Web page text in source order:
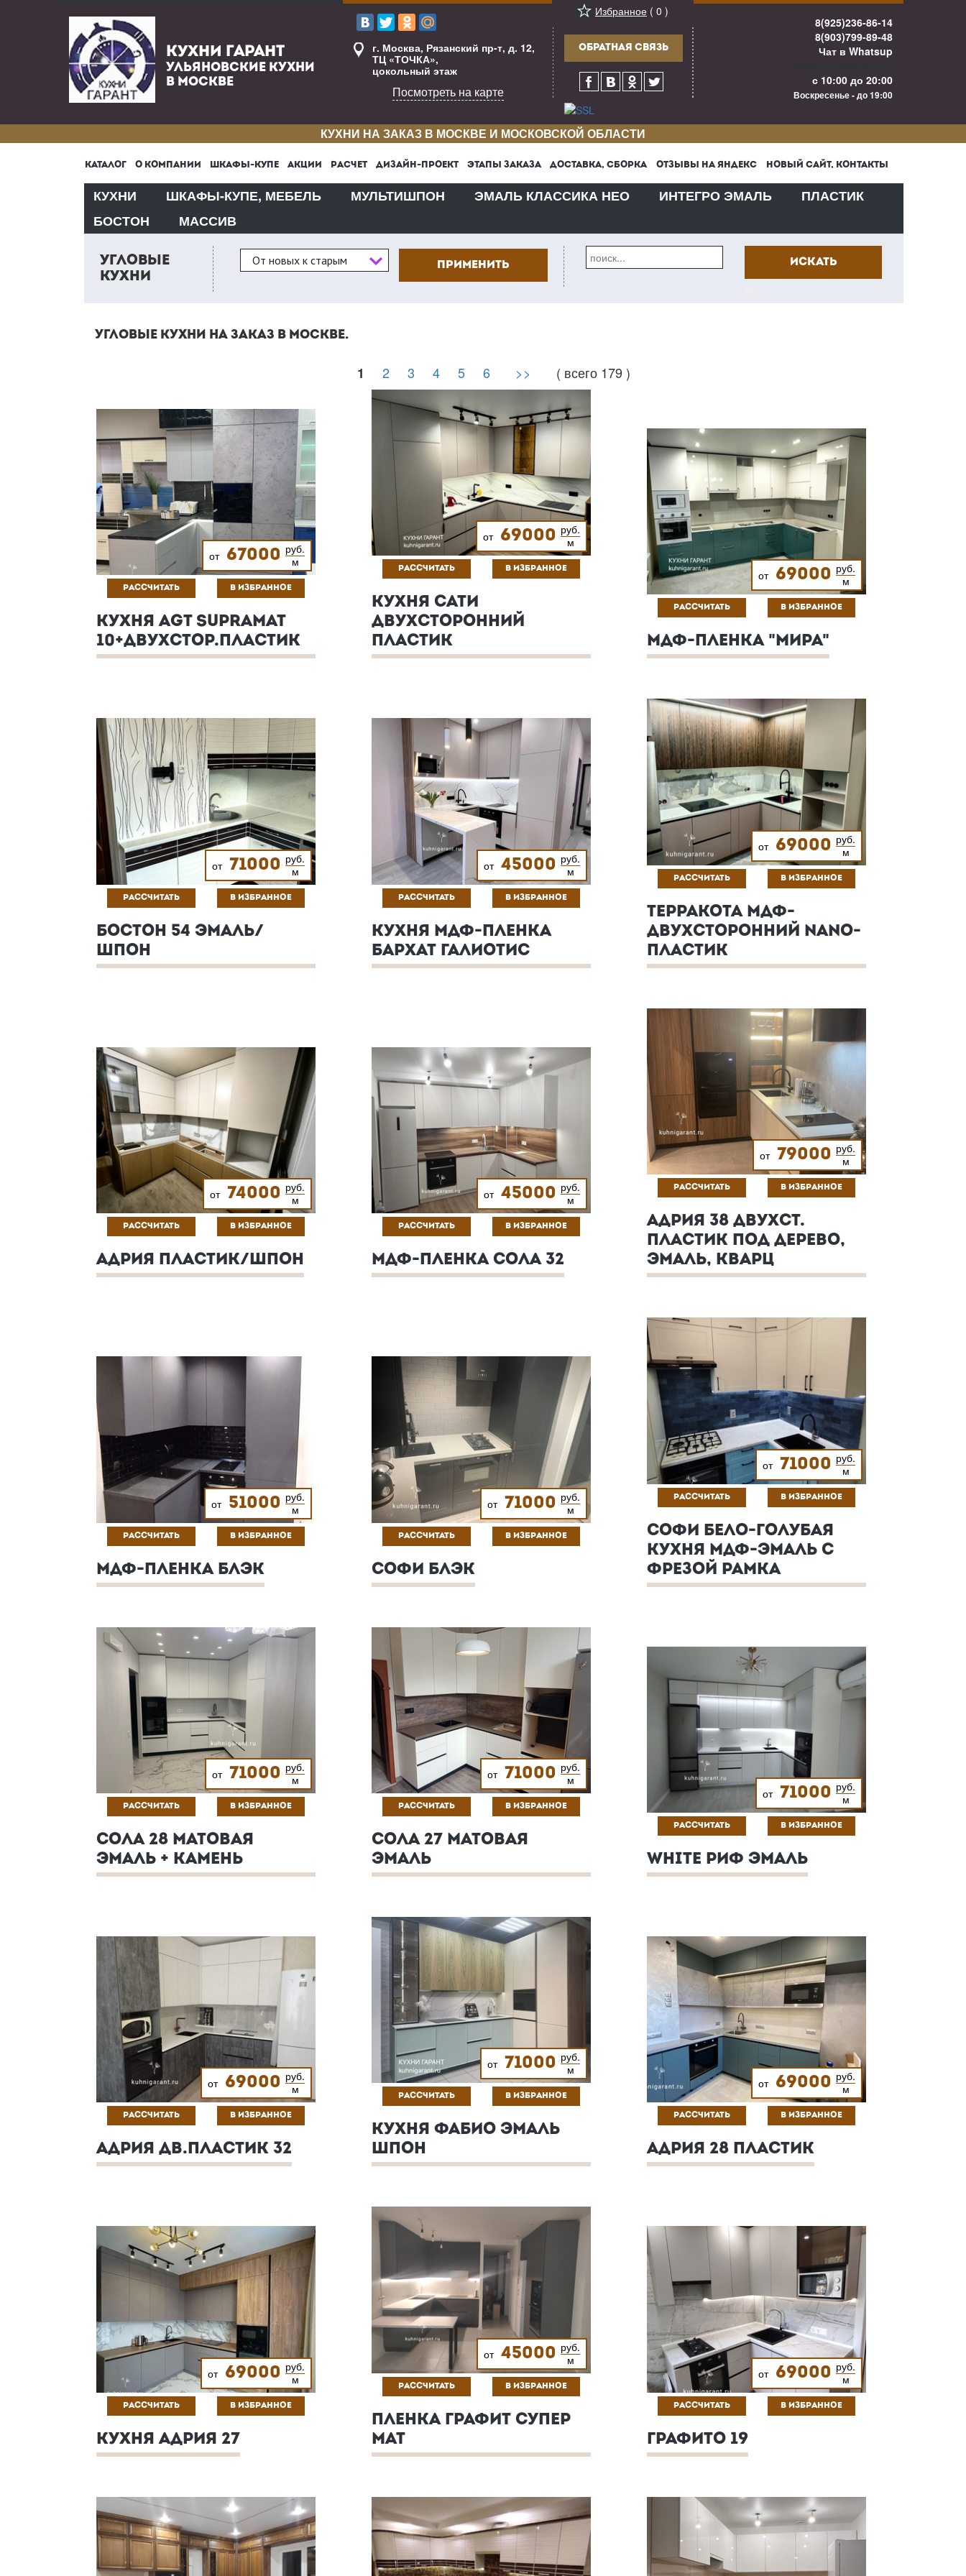
КУХНИ ГАРАНТ
УЛЬЯНОВСКИЕ КУХНИ
В МОСКВЕ
г. Москва, Рязанский пр-т, д. 12,
ТЦ «ТОЧКА»,
цокольный этаж
Посмотреть на карте
Избранное ( 0 )
ОБРАТНАЯ СВЯЗЬ
8(925)236-86-14
8(903)799-89-48
Чат в Whatsup
с 10:00 до 20:00
Воскресенье - до 19:00
КУХНИ НА ЗАКАЗ В МОСКВЕ И МОСКОВСКОЙ ОБЛАСТИ
КАТАЛОГ О КОМПАНИИ ШКАФЫ-КУПЕ АКЦИИ РАСЧЕТ ДИЗАЙН-ПРОЕКТ ЭТАПЫ ЗАКАЗА ДОСТАВКА, СБОРКА ОТЗЫВЫ НА ЯНДЕКС НОВЫЙ САЙТ, КОНТАКТЫ
КУХНИ ШКАФЫ-КУПЕ, МЕБЕЛЬ МУЛЬТИШПОН ЭМАЛЬ КЛАССИКА НЕО ИНТЕГРО ЭМАЛЬ
ПЛАСТИК
БОСТОН
МАССИВ
УГЛОВЫЕ
КУХНИ
Сортировка
От новых к старым
УГЛОВЫЕ КУХНИ НА ЗАКАЗ В МОСКВЕ.
1 2 3 4 5 6 >> ( всего 179 )
от 67000 руб.
м
РАССЧИТАТЬ В ИЗБРАННОЕ
КУХНЯ AGT SUPRAMAT
10+ДВУХСТОР.ПЛАСТИК
от 69000 руб.
м
РАССЧИТАТЬ В ИЗБРАННОЕ
КУХНЯ САТИ
ДВУХСТОРОННИЙ
ПЛАСТИК
от 69000 руб.
м
РАССЧИТАТЬ В ИЗБРАННОЕ
МДФ-ПЛЕНКА "МИРА"
от 71000 руб.
м
РАССЧИТАТЬ В ИЗБРАННОЕ
БОСТОН 54 ЭМАЛЬ/
ШПОН
от 45000 руб.
м
РАССЧИТАТЬ В ИЗБРАННОЕ
КУХНЯ МДФ-ПЛЕНКА
БАРХАТ ГАЛИОТИС
от 69000 руб.
м
РАССЧИТАТЬ В ИЗБРАННОЕ
ТЕРРАКОТА МДФ-
ДВУХСТОРОННИЙ NANO-
ПЛАСТИК
от 74000 руб.
м
РАССЧИТАТЬ В ИЗБРАННОЕ
АДРИЯ ПЛАСТИК/ШПОН
от 45000 руб.
м
РАССЧИТАТЬ В ИЗБРАННОЕ
МДФ-ПЛЕНКА СОЛА 32
от 79000 руб.
м
РАССЧИТАТЬ В ИЗБРАННОЕ
АДРИЯ 38 ДВУХСТ.
ПЛАСТИК ПОД ДЕРЕВО,
ЭМАЛЬ, КВАРЦ
от 51000 руб.
м
РАССЧИТАТЬ В ИЗБРАННОЕ
МДФ-ПЛЕНКА БЛЭК
от 71000 руб.
м
РАССЧИТАТЬ В ИЗБРАННОЕ
СОФИ БЛЭК
от 71000 руб.
м
РАССЧИТАТЬ В ИЗБРАННОЕ
СОФИ БЕЛО-ГОЛУБАЯ
КУХНЯ МДФ-ЭМАЛЬ С
ФРЕЗОЙ РАМКА
от 71000 руб.
м
РАССЧИТАТЬ В ИЗБРАННОЕ
СОЛА 28 МАТОВАЯ
ЭМАЛЬ + КАМЕНЬ
от 71000 руб.
м
РАССЧИТАТЬ В ИЗБРАННОЕ
СОЛА 27 МАТОВАЯ
ЭМАЛЬ
от 71000 руб.
м
РАССЧИТАТЬ В ИЗБРАННОЕ
WHITE РИФ ЭМАЛЬ
от 69000 руб.
м
РАССЧИТАТЬ В ИЗБРАННОЕ
АДРИЯ ДВ.ПЛАСТИК 32
от 71000 руб.
м
РАССЧИТАТЬ В ИЗБРАННОЕ
КУХНЯ ФАБИО ЭМАЛЬ
ШПОН
от 69000 руб.
м
РАССЧИТАТЬ В ИЗБРАННОЕ
АДРИЯ 28 ПЛАСТИК
от 69000 руб.
м
РАССЧИТАТЬ В ИЗБРАННОЕ
КУХНЯ АДРИЯ 27
от 45000 руб.
м
РАССЧИТАТЬ В ИЗБРАННОЕ
ПЛЕНКА ГРАФИТ СУПЕР
МАТ
от 69000 руб.
м
РАССЧИТАТЬ В ИЗБРАННОЕ
ГРАФИТО 19